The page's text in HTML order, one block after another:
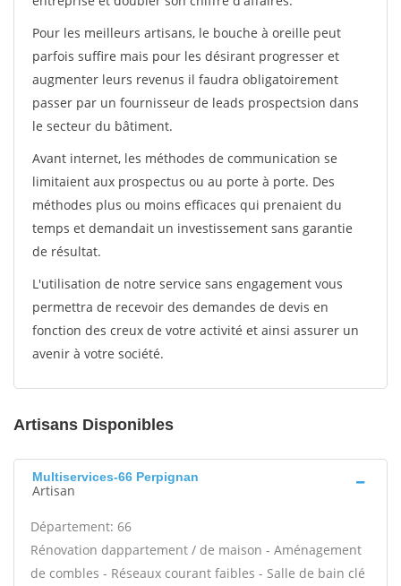
Pour les meilleurs artisans, le bouche à oreille peut
parfois suffire mais pour les désirant progresser et
augmenter leurs revenus il faudra obligatoirement
passer par un fournisseur de leads prospectsion dans
le secteur du bâtiment.
Avant internet, les méthodes de communication se
limitaient aux prospectus ou au porte à porte. Des
méthodes plus ou moins efficaces qui prenaient du
temps et demandait un investissement sans garantie
de résultat.
L'utilisation de notre service sans engagement vous
permettra de recevoir des demandes de devis en
fonction des creux de votre activité et ainsi assurer un
avenir à votre société.
Artisans Disponibles
Multiservices-66 Perpignan
Artisan
Département: 66
Rénovation dappartement / de maison - Aménagement
de combles - Réseaux courant faibles - Salle de bain clé